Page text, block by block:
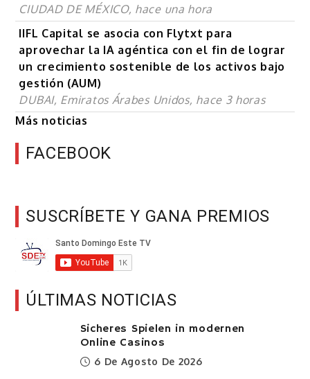
CIUDAD DE MÉXICO, hace una hora
IIFL Capital se asocia con Flytxt para
aprovechar la IA agéntica con el fin de lograr
un crecimiento sostenible de los activos bajo
gestión (AUM)
DUBAI, Emiratos Árabes Unidos, hace 3 horas
Más noticias
FACEBOOK
SUSCRÍBETE Y GANA PREMIOS
ÚLTIMAS NOTICIAS
Sicheres Spielen in modernen
Online Casinos
6 De Agosto De 2026